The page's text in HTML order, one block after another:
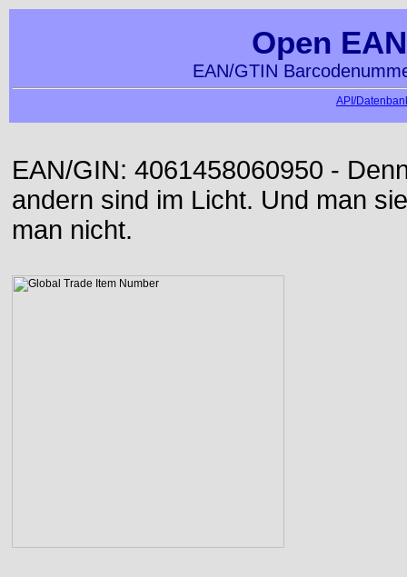
Open
EAN/GTIN
API/
EAN/GIN: 4061458060950 -
andern sind im Licht. Und man
man nicht.